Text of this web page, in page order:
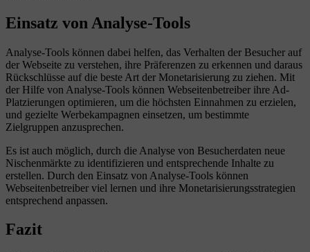
Einsatz von Analyse-Tools
Analyse-Tools können dabei helfen, das Verhalten der Besucher auf
der Webseite zu verstehen, ihre Präferenzen zu erkennen und daraus
Rückschlüsse auf die beste Art der Monetarisierung zu ziehen. Mit
der Hilfe von Analyse-Tools können Webseitenbetreiber ihre Ad-
Platzierungen optimieren, um die höchsten Einnahmen zu erzielen,
und gezielte Werbekampagnen einsetzen, um bestimmte
Zielgruppen anzusprechen.
Es ist auch möglich, durch die Analyse von Besucherdaten neue
Nischenmärkte zu identifizieren und entsprechende Inhalte zu
erstellen. Durch den Einsatz von Analyse-Tools können
Webseitenbetreiber viel lernen und ihre Monetarisierungsstrategien
entsprechend anpassen.
Fazit